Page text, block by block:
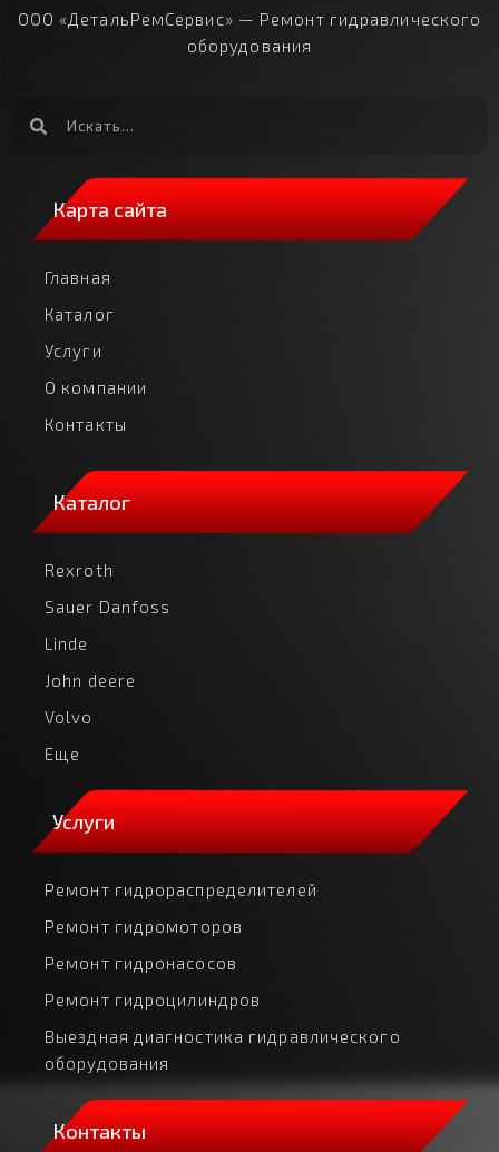
ООО «ДетальРемСервис» — Ремонт гидравлического
оборудования
Карта сайта
Главная
Каталог
Услуги
О компании
Контакты
Каталог
Rexroth
Sauer Danfoss
Linde
John deere
Volvo
Еще
Услуги
Ремонт гидрораспределителей
Ремонт гидромоторов
Ремонт гидронасосов
Ремонт гидроцилиндров
Выездная диагностика гидравлического
оборудования
Контакты